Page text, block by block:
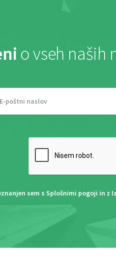
o vseh naših
sem s Splošnimi pogoji in z